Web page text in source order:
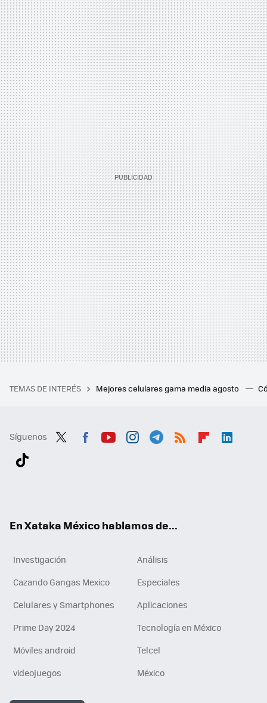
TEMAS DE INTERÉS Mejores celulares gama media agosto
Síguenos
En Xataka México hablamos de...
Investigación
Análisis
Cazando Gangas Mexico
Especiales
Celulares y Smartphones
Aplicaciones
Prime Day 2024
Tecnología en México
Móviles android
Telcel
videojuegos
México